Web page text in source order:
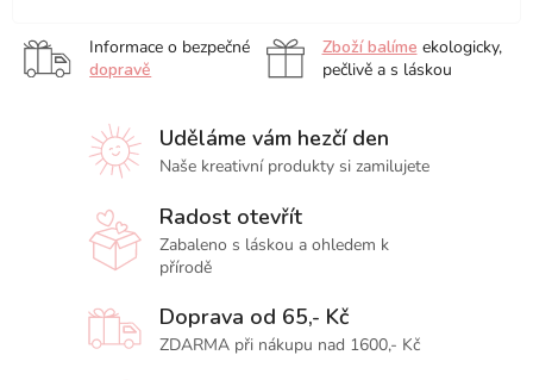
cm
cm
26
cm
20
cm
41
cm
Informace o bezpečné
dopravě
Zboží balíme ekologicky,
pečlivě a s láskou
Uděláme vám hezčí den
Naše kreativní produkty si zamilujete
Radost otevřít
Zabaleno s láskou a ohledem k
přírodě
Doprava od 65,- Kč
ZDARMA při nákupu nad 1600,- Kč